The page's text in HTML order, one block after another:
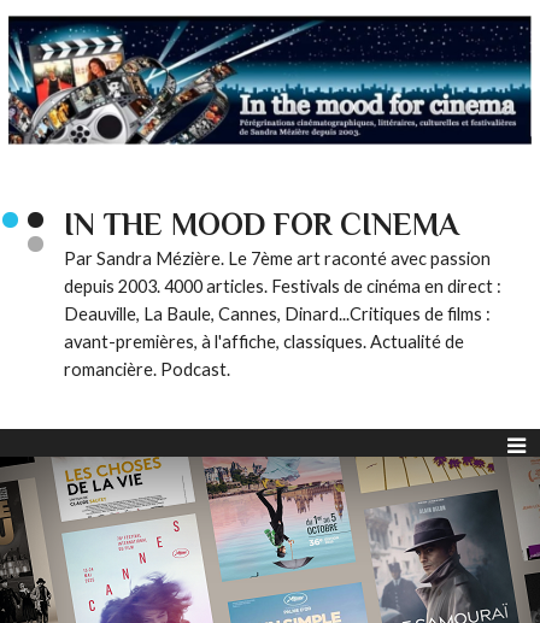
IN THE MOOD FOR CINEMA
Par Sandra Mézière. Le 7ème art raconté avec passion
depuis 2003. 4000 articles. Festivals de cinéma en direct :
Deauville, La Baule, Cannes, Dinard...Critiques de films :
avant-premières, à l'affiche, classiques. Actualité de
romancière. Podcast.